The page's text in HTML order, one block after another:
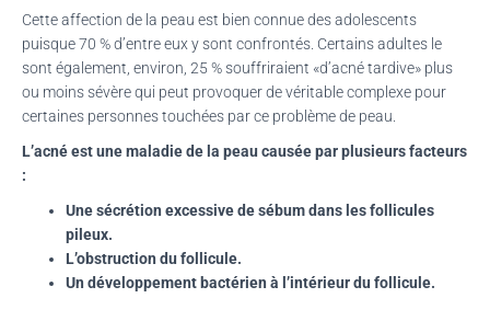
Cette affection de la peau est bien connue des adolescents
puisque 70 % d’entre eux y sont confrontés. Certains adultes le
sont également, environ, 25 % souffriraient «d’acné tardive» plus
ou moins sévère qui peut provoquer de véritable complexe pour
certaines personnes touchées par ce problème de peau.
L’acné est une maladie de la peau causée par plusieurs facteurs
:
Une sécrétion excessive de sébum dans les follicules
pileux.
L’obstruction du follicule.
Un développement bactérien à l’intérieur du follicule.